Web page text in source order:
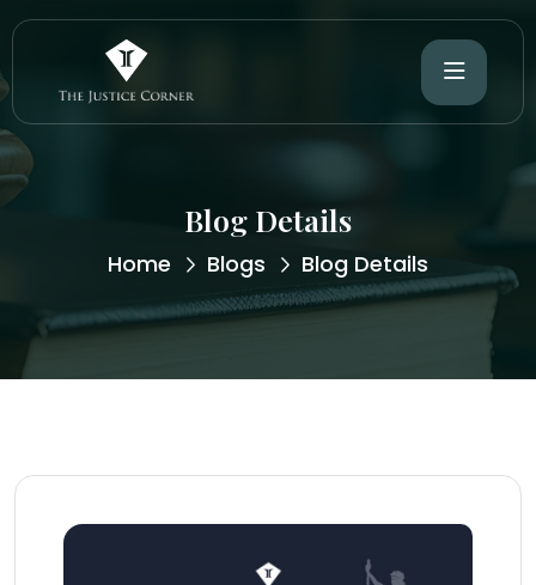
Blog Details
Home Blogs Blog Details